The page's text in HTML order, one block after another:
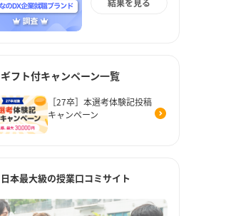
結果を見る
ギフト付キャンペーン一覧
［27卒］本選考体験記投稿
キャンペーン
日本最大級の授業口コミサイト